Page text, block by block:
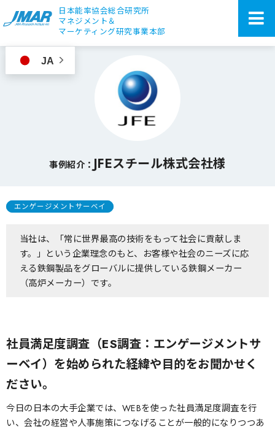
日本能率協会総合研究所
マネジメント＆
マーケティング研究事業本部
事例紹介： JFEスチール株式会社様
エンゲージメントサーベイ
当社は、「常に世界最高の技術をもって社会に貢献しま
す。」という企業理念のもと、お客様や社会のニーズに応
える鉄鋼製品をグローバルに提供している鉄鋼メーカー
（高炉メーカー）です。
社員満足度調査（ES調査：エンゲージメントサ
ーベイ）を始められた経緯や目的をお聞かせく
ださい。
今日の日本の大手企業では、WEBを使った社員満足度調査を行
い、会社の経営や人事施策につなげることが一般的になりつつあ
JA